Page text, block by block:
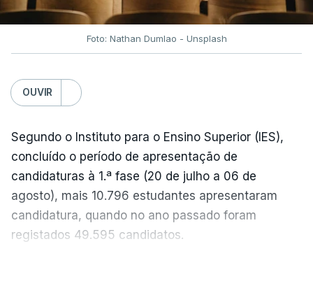
próxima semana.
c/Lusa
Foto: Nathan Dumlao - Unsplash
OUVIR
Segundo o Instituto para o Ensino Superior (IES),
concluído o período de apresentação de
candidaturas à 1.ª fase (20 de julho a 06 de
agosto), mais 10.796 estudantes apresentaram
candidatura, quando no ano passado foram
registados 49.595 candidatos.